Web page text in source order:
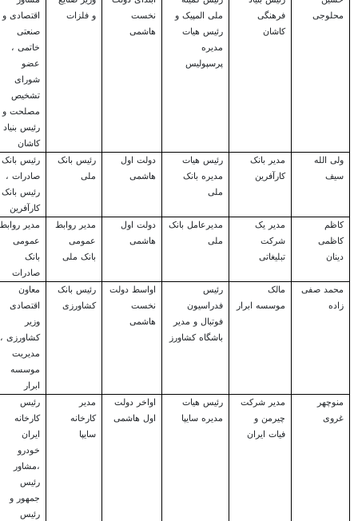
محلوجی
فرهنگی
کاشان
ملی المپیک و
رئیس هیات
مدیره
پرسپولیس
نخست
هاشمی
و فلزات
اقتصادی و
صنعتی
خاتمی ،
عضو
شورای
تشخیص
مصلحت و
رئیس بنیاد
کاشان
ولی الله
سیف
مدیر بانک
کارآفرین
رئیس هیات
مدیره بانک
ملی
دولت اول
هاشمی
رئیس بانک
ملی
رئیس بانک
صادرات ،
رئیس بانک
کارآفرین
کاظم
کاظمی
دینان
مدیر یک
شرکت
تبلیغاتی
مدیرعامل بانک
ملی
دولت اول
هاشمی
مدیر روابط
عمومی
بانک ملی
مدیر
عمومی
بانک
صادرات
محمد صفی
زاده
مالک
موسسه ابرار
رئیس
فدراسیون
فوتبال و مدیر
باشگاه کشاورز
اواسط دولت
نخست
هاشمی
رئیس بانک
کشاورزی
معاون
اقتصادی
وزیر
کشاورزی ،
مدیریت
موسسه
ابرار
منوچهر
غروی
مدیر شرکت
چیرمن و
فیات ایران
رئیس هیات
مدیره سایپا
اواخر دولت
اول هاشمی
مدیر
کارخانه
سایپا
رئیس
کارخانه
ایران
خودرو
،مشاور
رئیس
جمهور و
رئیس